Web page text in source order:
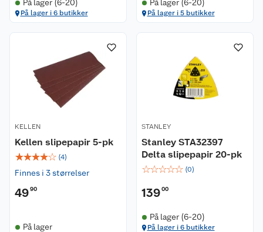
På lager (6-20)
På lager i 6 butikker
På lager (6-20)
På lager i 5 butikker
KELLEN
Kellen slipepapir 5-pk
☆☆☆☆☆ (4)
Finnes i 3 størrelser
4990
På lager
STANLEY
Stanley STA32397
Delta slipepapir 20-pk
☆☆☆☆☆ (0)
13900
På lager (6-20)
På lager i 6 butikker